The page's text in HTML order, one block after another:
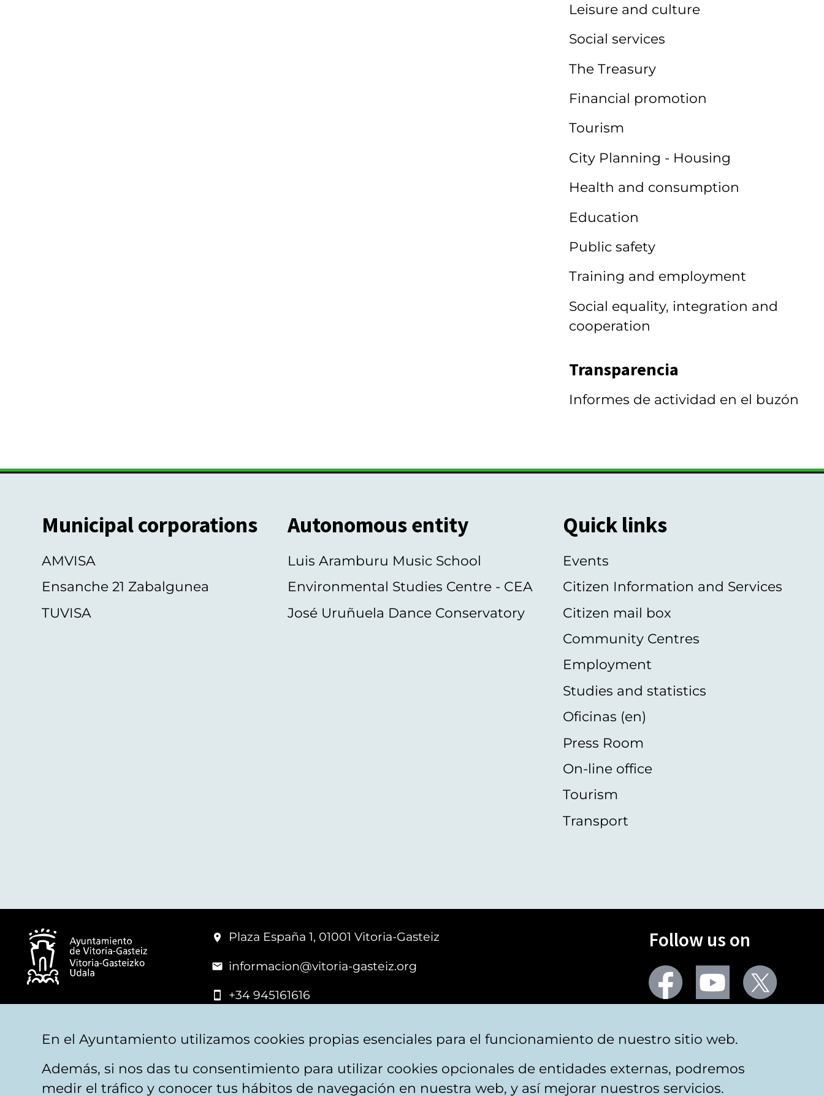
Leisure and culture
Social services
The Treasury
Financial promotion
Tourism
City Planning - Housing
Health and consumption
Education
Public safety
Training and employment
Social equality, integration and
cooperation
Transparencia
Informes de actividad en el buzón
Municipal corporations
AMVISA
Ensanche 21 Zabalgunea
TUVISA
Autonomous entity
Luis Aramburu Music School
Environmental Studies Centre - CEA
José Uruñuela Dance Conservatory
Quick links
Events
Citizen Information and Services
Citizen mail box
Community Centres
Employment
Studies and statistics
Oficinas (en)
Press Room
On-line office
Tourism
Transport
Plaza España 1, 01001 Vitoria-Gasteiz
informacion@vitoria-gasteiz.org
+34 945161616
Follow us on
Facebook Youtube
Legal warning Privacy Politica de cookies Website map Accessibility Contact
En el Ayuntamiento utilizamos cookies propias esenciales para el funcionamiento de nuestro sitio web.
Además, si nos das tu consentimiento para utilizar cookies opcionales de entidades externas, podremos
medir el tráfico y conocer tus hábitos de navegación en nuestra web, y así mejorar nuestros servicios.